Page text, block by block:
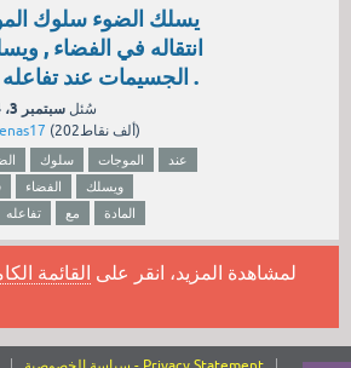
يسلك الضوء سلوك
انتقاله في الفضاء ,
الجسيمات عند تفاعله مع المادة .
سُئل سبتمبر 3، 2024
( 202ألف نقاط)
سلوك الموجات
عند
الفضاء
ويسلك
تفاعله مع المادة
لمشاهدة المزيد، انقر على القائمة